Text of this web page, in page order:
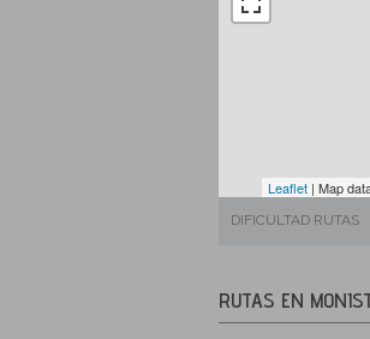
Leaflet | Map
DIFICULTAD RUTAS
RUTAS EN